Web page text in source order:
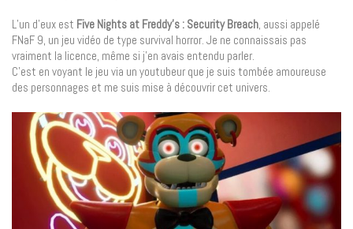
L’un d’eux est Five Nights at Freddy’s : Security Breach, aussi appelé
FNaF 9, un jeu vidéo de type survival horror. Je ne connaissais pas
vraiment la licence, même si j’en avais entendu parler.
C’est en voyant le jeu via un youtubeur que je suis tombée amoureuse
des personnages et me suis mise à découvrir cet univers.